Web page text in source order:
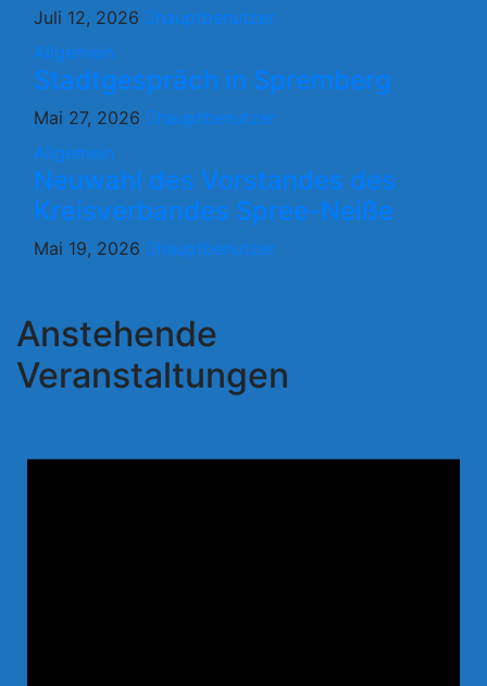
Juli 12, 2026
hauptbenutzer
Allgemein
Stadtgespräch in Spremberg
Mai 27, 2026
hauptbenutzer
Allgemein
Neuwahl des Vorstandes des
Kreisverbandes Spree-Neiße
Mai 19, 2026 hauptbenutzer
Anstehende
Veranstaltungen